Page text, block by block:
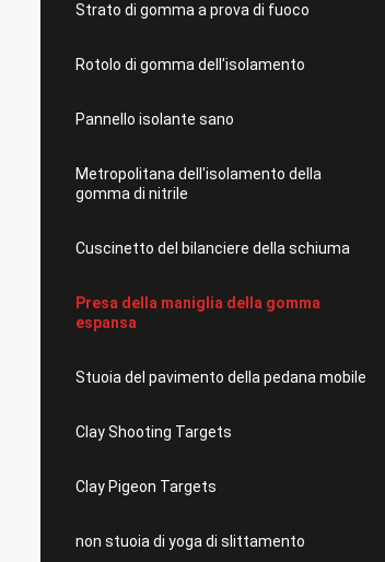
Strato di gomma a prova di fuoco
Rotolo di gomma dell'isolamento
Pannello isolante sano
Metropolitana dell'isolamento della
gomma di nitrile
Cuscinetto del bilanciere della schiuma
Presa della maniglia della gomma
espansa
Stuoia del pavimento della pedana mobile
Clay Shooting Targets
Clay Pigeon Targets
non stuoia di yoga di slittamento